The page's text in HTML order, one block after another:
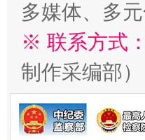
多媒体、多
※ 联系方式：
制作采编部）